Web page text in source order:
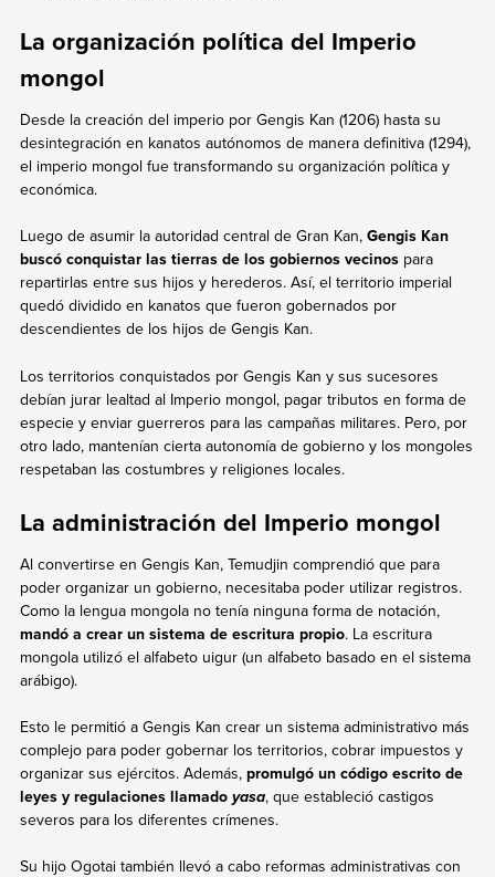
La organización política del Imperio
mongol
Desde la creación del imperio por Gengis Kan (1206) hasta su
desintegración en kanatos autónomos de manera definitiva (1294),
el imperio mongol fue transformando su organización política y
económica.
Luego de asumir la autoridad central de Gran Kan, Gengis Kan
buscó conquistar las tierras de los gobiernos vecinos para
repartirlas entre sus hijos y herederos. Así, el territorio imperial
quedó dividido en kanatos que fueron gobernados por
descendientes de los hijos de Gengis Kan.
Los territorios conquistados por Gengis Kan y sus sucesores
debían jurar lealtad al Imperio mongol, pagar tributos en forma de
especie y enviar guerreros para las campañas militares. Pero, por
otro lado, mantenían cierta autonomía de gobierno y los mongoles
respetaban las costumbres y religiones locales.
La administración del Imperio mongol
Al convertirse en Gengis Kan, Temudjin comprendió que para
poder organizar un gobierno, necesitaba poder utilizar registros.
Como la lengua mongola no tenía ninguna forma de notación,
mandó a crear un sistema de escritura propio. La escritura
mongola utilizó el alfabeto uigur (un alfabeto basado en el sistema
arábigo).
Esto le permitió a Gengis Kan crear un sistema administrativo más
complejo para poder gobernar los territorios, cobrar impuestos y
organizar sus ejércitos. Además, promulgó un código escrito de
leyes y regulaciones llamado yasa, que estableció castigos
severos para los diferentes crímenes.
Su hijo Ogotai también llevó a cabo reformas administrativas con